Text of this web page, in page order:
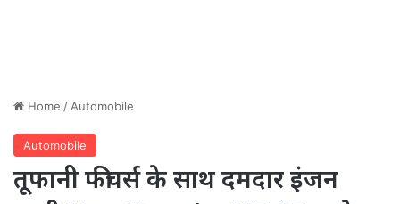
Home / Automobile
Automobile
तूफानी फीचर्स के साथ दमदार इंजन